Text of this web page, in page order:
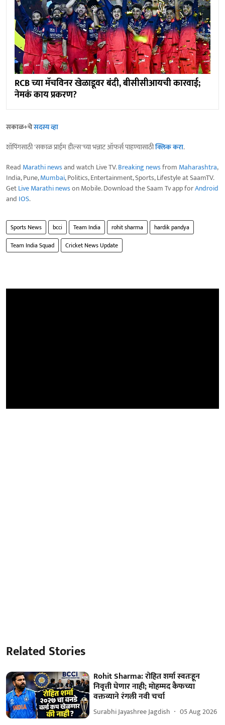
RCB च्या मॅचविनर खेळाडूवर बंदी, बीसीसीआयची कारवाई;
नेमकं काय प्रकरण?
सकाळ+चेसदस्य व्हा
शॉपिंगसाठी 'सकाळ प्राईम डील्स'च्या भन्नाट ऑफर्स पाहण्यासाठीक्लिक करा.
Read Marathi newsand watch Live TV.Breaking newsfrom Maharashtra,
India, Pune,Mumbai, Politics, Entertainment, Sports, Lifestyle at SaamTV.
GetLive Marathi newson Mobile. Download the Saam Tv app forAndroid
and IOS.
Sports News bcci Team India rohit sharma
hardik pandya
Team India Squad
Cricket News Update
Related Stories
Rohit Sharma: रोहित शर्मा स्वतःहून
निवृत्ती घेणार नाही; मोहम्मद कैफच्या
वक्तव्याने रंगली नवी चर्चा
Surabhi Jayashree Jagdish 05 Aug 2026